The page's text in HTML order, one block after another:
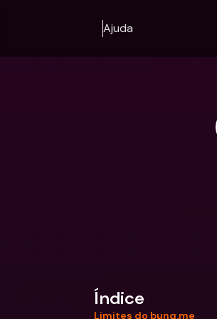
Ajuda
Índice
Limites do bunq.me